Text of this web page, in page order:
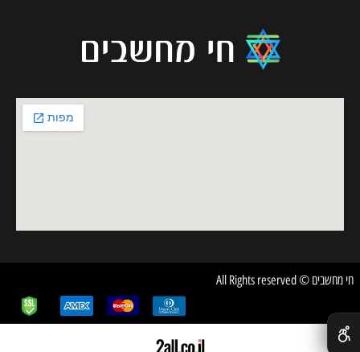
חי מחשבים © All Rights reserved